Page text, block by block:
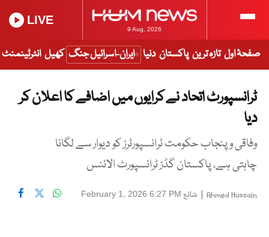
9 Aug, 2026
LIVE
صفحۂ اول تازہ ترین پاکستان دنیا ایران-اسرائیل جنگ کھیل انٹرٹینمنٹ
ٹرانسپورٹ اتحاد نے کرایوں میں اضافے کا اعلان کر
دیا
وفاقی و پنجاب حکومت ٹرانسپورٹرز کو دیوار سے لگانا
چاہتی ہے، پاکستان گڈز ٹرانسپورٹ الائنس
Ahmed Hussain
| شائع February 1, 2026 6:27 PM